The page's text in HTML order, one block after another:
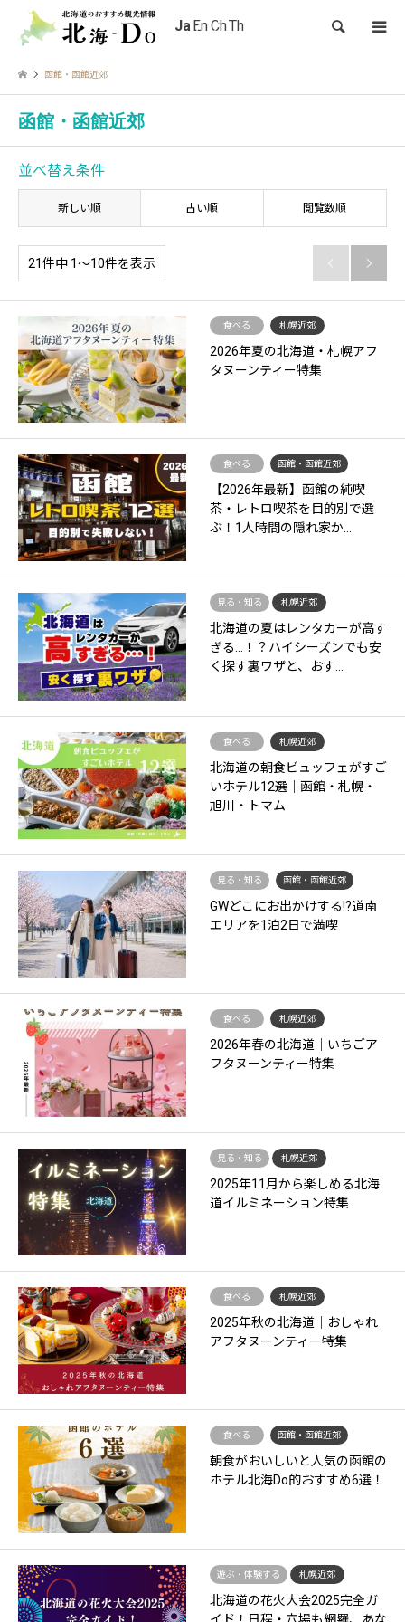
検索
函館・函館近郊
函館・函館近郊
並べ替え条件
新しい順 古い順 閲覧数順
21件中 1〜10件を表示  
食べる 札幌近郊
2026年夏の北海道・札幌アフ
タヌーンティー特集
食べる 函館・函館近郊
【2026年最新】函館の純喫
茶・レトロ喫茶を目的別で選
ぶ！1人時間の隠れ家か…
見る・知る 札幌近郊
北海道の夏はレンタカーが高す
ぎる…！？ハイシーズンでも安
く探す裏ワザと、おす…
食べる 札幌近郊
北海道の朝食ビュッフェがすご
いホテル12選｜函館・札幌・
旭川・トマム
見る・知る 函館・函館近郊
GWどこにお出かけする!?道南
エリアを1泊2日で満喫
食べる 札幌近郊
2026年春の北海道｜いちごア
フタヌーンティー特集
見る・知る 札幌近郊
2025年11月から楽しめる北海
道イルミネーション特集
食べる 札幌近郊
2025年秋の北海道｜おしゃれ
アフタヌーンティー特集
食べる 函館・函館近郊
朝食がおいしいと人気の函館の
ホテル北海Do的おすすめ6選！
遊ぶ・体験する 札幌近郊
北海道の花火大会2025完全ガ
イド！日程・穴場も網羅、あな